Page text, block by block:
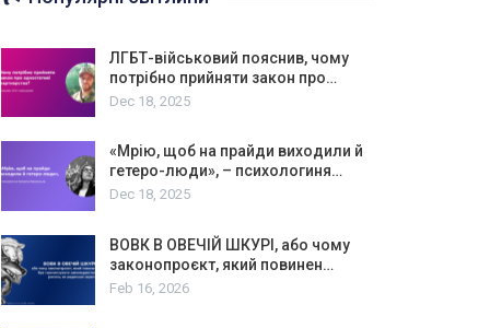
ЛГБТ-військовий пояснив, чому
потрібно прийняти закон про…
Dec 18, 2025
«Мрію, щоб на прайди виходили й
гетеро-люди», – психологиня…
Dec 18, 2025
ВОВК В ОВЕЧІЙ ШКУРІ, або чому
законопроєкт, який повинен…
Feb 16, 2026